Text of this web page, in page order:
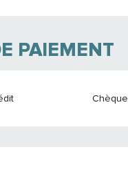
PAIEMENT
Chèque